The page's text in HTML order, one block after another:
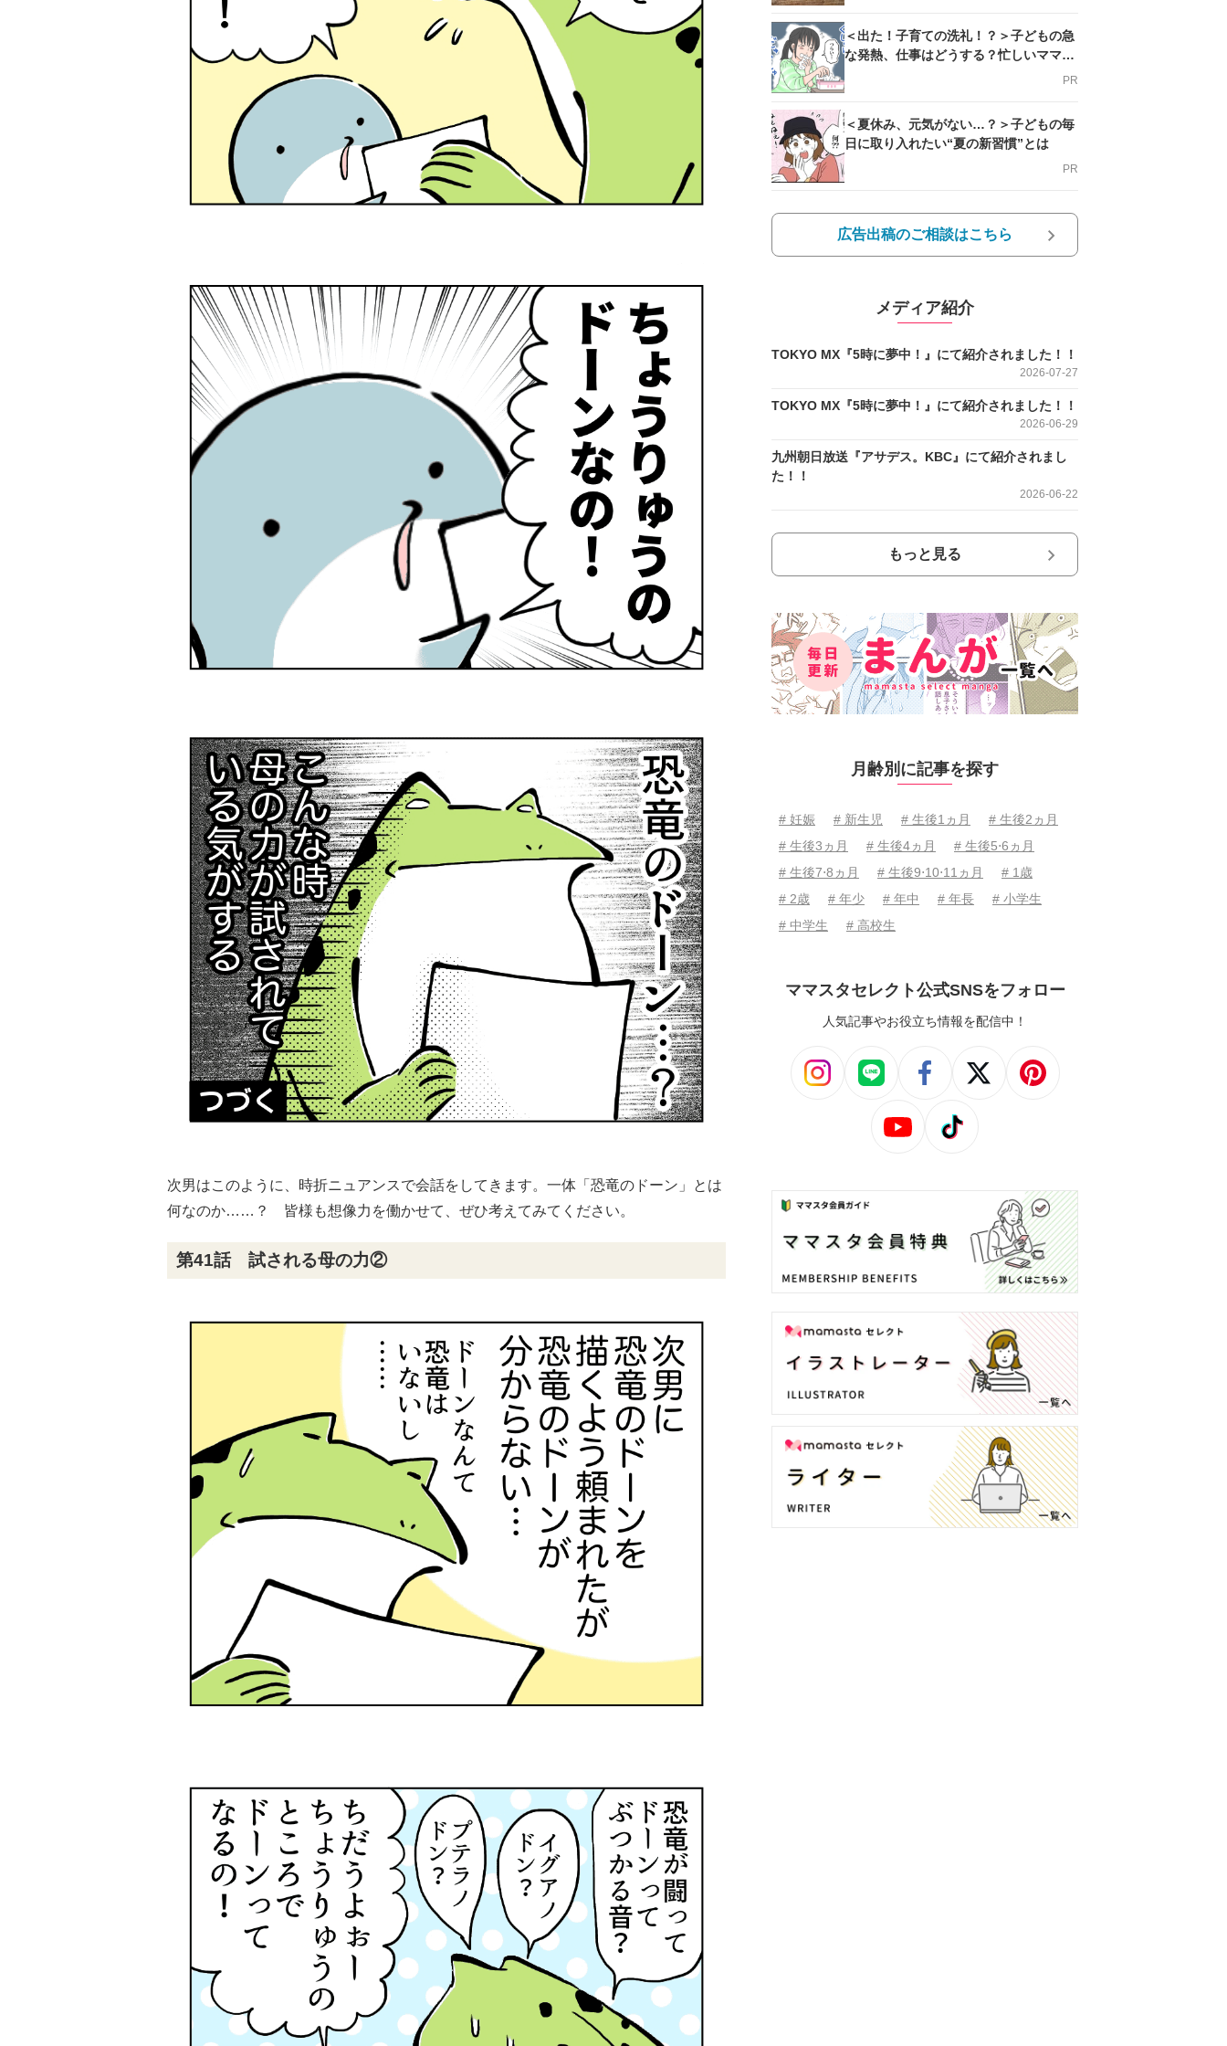
次男はこのように、時折ニュアンスで会話をしてきます。一体「恐竜のドーン」とは
何なのか……？ 皆様も想像力を働かせて、ぜひ考えてみてください。
第41話 試される母の力②
＜出た！子育ての洗礼！？＞子どもの急
な発熱、仕事はどうする？忙しいママを
PR
＜夏休み、元気がない…？＞子どもの毎
日に取り入れたい“夏の新習慣”とは
PR
広告出稿のご相談はこちら
メディア紹介
TOKYO MX『5時に夢中！』にて紹介されました！！
2026-07-27
TOKYO MX『5時に夢中！』にて紹介されました！！
2026-06-29
九州朝日放送『アサデス。KBC』にて紹介されまし
た！！
2026-06-22
もっと見る
月齢別に記事を探す
# 妊娠 # 新生児 # 生後1ヵ月
# 生後2ヵ月
# 生後3ヵ月
# 生後4ヵ月
# 生後5⋅6ヵ月
# 生後7⋅8ヵ月
# 生後9⋅10⋅11ヵ月
# 1歳
# 2歳
# 年少 # 年中 # 年長
# 小学生
# 中学生
# 高校生
ママスタセレクト公式SNSをフォロー
人気記事やお役立ち情報を配信中！